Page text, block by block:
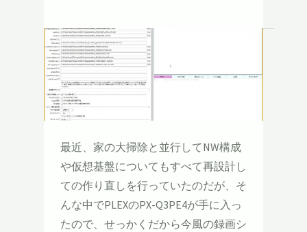
最近、家の大掃除と並行してNW構成
や仮想基盤についてもすべて再設計し
ての作り直しを行っていたのだが、そ
んな中でPLEXのPX-Q3PE4が手に入っ
たので、せっかくだから今風の録画シ